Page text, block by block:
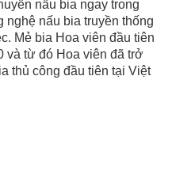
nấu bia ngay trong
nghệ nấu bia truyền thống
Mẻ bia Hoa viên đầu tiên
và từ đó Hoa viên đã trở
thủ công đầu tiên tại Việt